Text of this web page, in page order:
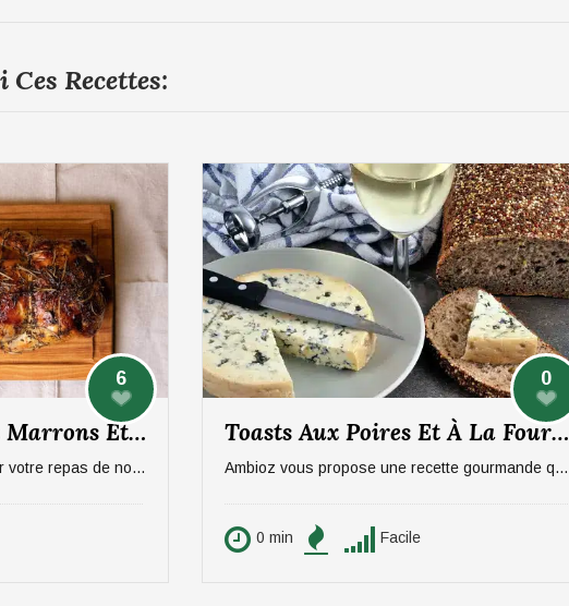
Recettes:
6
Pintade Farcie Aux Marrons Et Pommes, Sauce Aux Morilles
Vous recherchez un plat pour votre repas de noël ? On vous propose un plat qui épatera vos invités, digne d'un repas de fête ! La pintade farcie aux marrons et pommes, sauce aux morilles. Pour 6 personnes.
0
Toasts Aux Poires Et À La Fourme D’Ambert
Ambioz vous propose une recette gourmande qui ravira vos papilles, notamment celles des amateurs de fromage. Une entrée sucré/salée à base de poires et de Fourme d'Ambert. Idéal pour 6 personnes.
0 min Facile